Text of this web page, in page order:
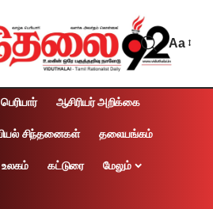
Aa
ஆசிரியர் அறிக்கை
சிந்தனைகள் தலையங்கம்
உலகம் கட்டுரை மேலும்